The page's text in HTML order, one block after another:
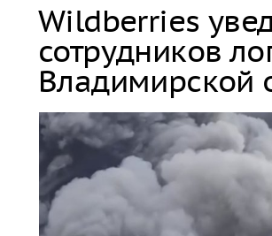
Wildberries
сотрудников
Владимирской